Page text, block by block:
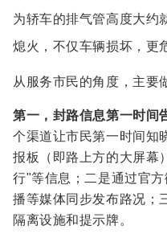
为轿车的排气管高度大约
熄火，不仅车辆损坏，更
从服务市民的角度，主要
第一，封路信息第一时间
个渠道让市民第一时间知
报板（即路上方的大屏幕
行"等信息；二是通过官
播等媒体同步发布路况；
隔离设施和提示牌。